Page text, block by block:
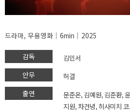
드라마, 무용영화│6min│2025
감독
김민서
안무
허결
출연
문준온, 김예원, 김준환,
지원, 차건녕, 히사미치